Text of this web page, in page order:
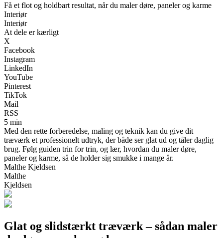
Få et flot og holdbart resultat, når du maler døre, paneler og karme
Interiør
Interiør
At dele er kærligt
X
Facebook
Instagram
LinkedIn
YouTube
Pinterest
TikTok
Mail
RSS
5 min
Med den rette forberedelse, maling og teknik kan du give dit
træværk et professionelt udtryk, der både ser glat ud og tåler daglig
brug. Følg guiden trin for trin, og lær, hvordan du maler døre,
paneler og karme, så de holder sig smukke i mange år.
Malthe Kjeldsen
Malthe
Kjeldsen
Glat og slidstærkt træværk – sådan maler